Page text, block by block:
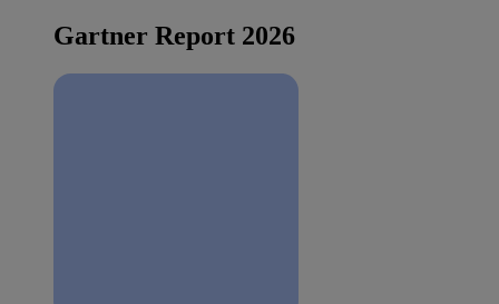
Gartner Report 2026